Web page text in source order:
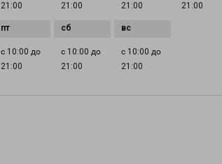
21:00
21:00
21:00
21:00
с 10:00 до
21:00
с 10:00 до
21:00
с 10:00 до
21:00